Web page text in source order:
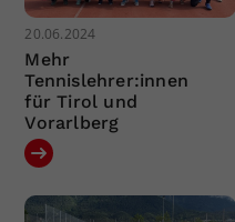
20.06.2024
Mehr
Tennislehrer:innen
für Tirol und
Vorarlberg